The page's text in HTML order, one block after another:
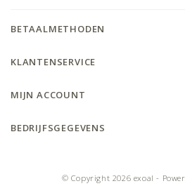
BETAALMETHODEN
KLANTENSERVICE
MIJN ACCOUNT
BEDRIJFSGEGEVENS
© Copyright 2026 exoal -